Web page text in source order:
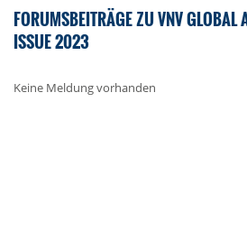
FORUMSBEITRÄGE ZU VNV GLOBAL
ISSUE 2023
Keine Meldung vorhanden